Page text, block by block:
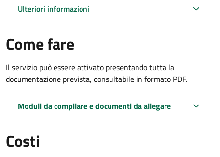
Ulteriori informazioni
Come fare
Il servizio può essere attivato presentando tutta la
documentazione prevista, consultabile in formato PDF.
Moduli da compilare e documenti da allegare
Costi